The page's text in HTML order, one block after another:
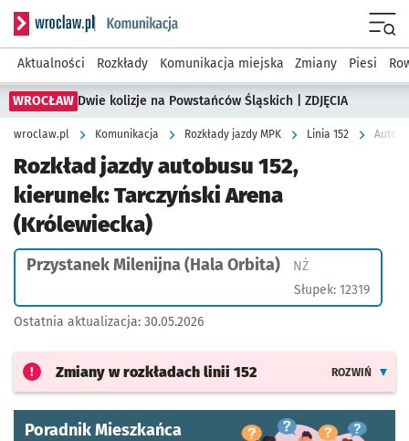
Serwis informacyjny wroclaw.pl podserwis: Komunikacja
Aktualności Rozkłady Komunikacja miejska Zmiany Piesi
WROCŁAW Dwie kolizje na Powstańców Śląskich | ZDJĘCIA
wroclaw.pl Komunikacja Rozkłady jazdy MPK Linia 152
Rozkład jazdy autobusu 152,
kierunek: Tarczyński Arena
(Królewiecka)
Przystanek Milenijna (Hala Orbita) NŻPrzystanek na
Słupek: 12319
Ostatnia aktualizacja: 30.05.2026
Zmiany w rozkładach linii 152 ROZWIŃ
Poradnik Mieszkańca